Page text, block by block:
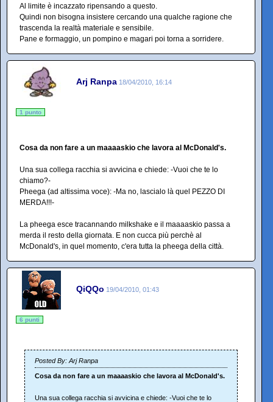
Al limite è incazzato ripensando a questo.
Quindi non bisogna insistere cercando una qualche ragione che
trascenda la realtà materiale e sensibile.
Pane e formaggio, un pompino e magari poi torna a sorridere.
Arj Ranpa 18/04/2010, 16:14
1 punto
Cosa da non fare a un maaaaskio che lavora al McDonald's.
Una sua collega racchia si avvicina e chiede: -Vuoi che te lo
chiamo?-
Pheega (ad altissima voce): -Ma no, lascialo là quel PEZZO DI
MERDA!!!-
La pheega esce tracannando milkshake e il maaaaskio passa a
merda il resto della giornata. E non cucca più perchè al
McDonald's, in quel momento, c'era tutta la pheega della città.
QiQQo 19/04/2010, 01:43
6 punti
Posted By: Arj Ranpa
Cosa da non fare a un maaaaskio che lavora al McDonald's.
Una sua collega racchia si avvicina e chiede: -Vuoi che te lo